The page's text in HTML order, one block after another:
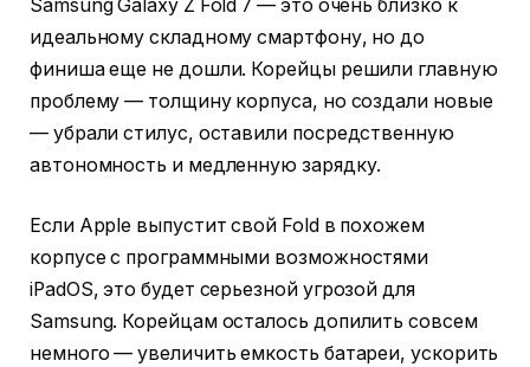
Samsung Galaxy Z Fold 7 — это очень близко к
идеальному складному смартфону, но до
финиша еще не дошли. Корейцы решили главную
проблему — толщину корпуса, но создали новые
— убрали стилус, оставили посредственную
автономность и медленную зарядку.
Если Apple выпустит свой Fold в похожем
корпусе с программными возможностями
iPadOS, это будет серьезной угрозой для
Samsung. Корейцам осталось допилить совсем
немного — увеличить емкость батареи, ускорить